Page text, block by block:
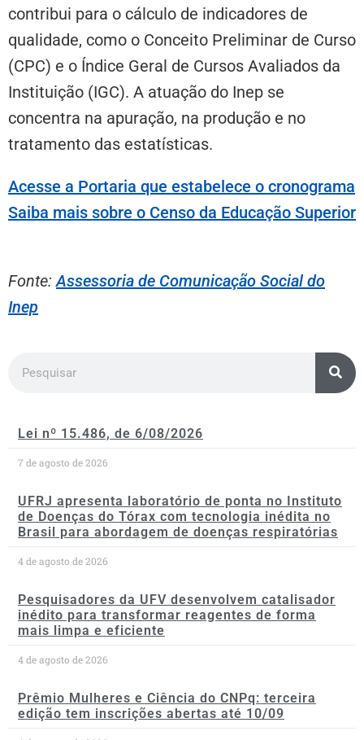
contribui para o cálculo de indicadores de
qualidade, como o Conceito Preliminar de Curso
(CPC) e o Índice Geral de Cursos Avaliados da
Instituição (IGC). A atuação do Inep se
concentra na apuração, na produção e no
tratamento das estatísticas.
Acesse a Portaria que estabelece o cronograma
Saiba mais sobre o Censo da Educação Superior
Fonte:Assessoria de Comunicação Social do
Inep
Lei nº 15.486, de 6/08/2026
7 de agosto de 2026
UFRJ apresenta laboratório de ponta no Instituto
de Doenças do Tórax com tecnologia inédita no
Brasil para abordagem de doenças respiratórias
4 de agosto de 2026
Pesquisadores da UFV desenvolvem catalisador
inédito para transformar reagentes de forma
mais limpa e eficiente
4 de agosto de 2026
Prêmio Mulheres e Ciência do CNPq: terceira
edição tem inscrições abertas até 10/09